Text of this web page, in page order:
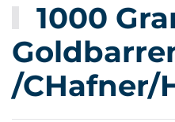
1000
/CHafner/